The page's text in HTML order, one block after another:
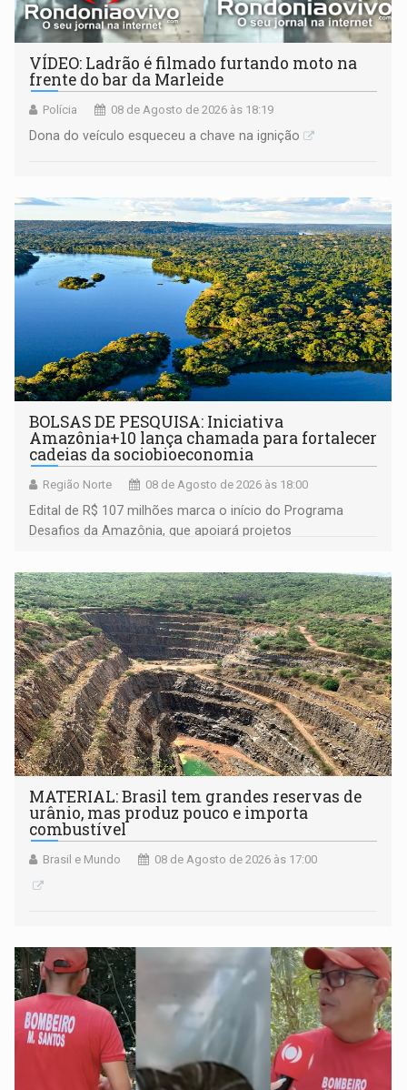
VÍDEO: Ladrão é filmado furtando moto na
frente do bar da Marleide
Polícia 08 de Agosto de 2026 às 18:19
Dona do veículo esqueceu a chave na ignição
BOLSAS DE PESQUISA: Iniciativa
Amazônia+10 lança chamada para fortalecer
cadeias da sociobioeconomia
Região Norte 08 de Agosto de 2026 às 18:00
Edital de R$ 107 milhões marca o início do Programa
Desafios da Amazônia, que apoiará projetos
submissão de pré-propostas poderá ser feita até 1º de
setembro
MATERIAL: Brasil tem grandes reservas de
urânio, mas produz pouco e importa
combustível
Brasil e Mundo 08 de Agosto de 2026 às 17:00